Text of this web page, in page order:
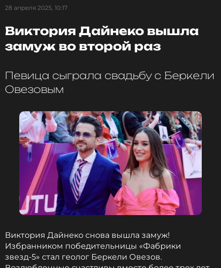
Виктория Дайнеко
28 апреля 2025, 10:17
Виктория Дайнеко вышла
замуж во второй раз
Певица сыграла свадьбу с Беркели
Овезовым
Виктория Дайнеко снова вышла замуж!
Избранником победительницы «Фабрики
звезд-5» стал геолог Беркели Овезов.